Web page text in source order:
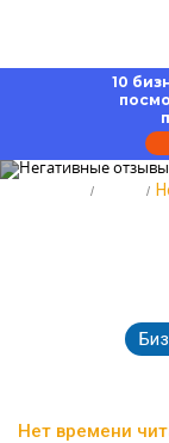
10
Нет времени